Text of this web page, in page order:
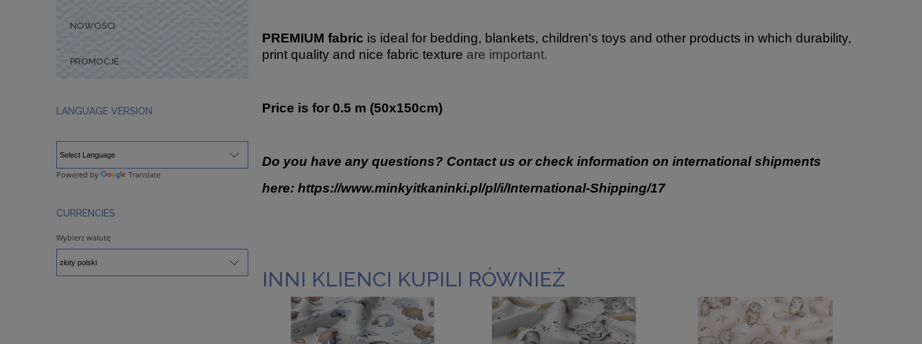
NOWOŚCI
PROMOCJE
LANGUAGE VERSION
Powered by Translate
CURRENCIES
Wybierz walutę
PREMIUM fabric is ideal for bedding, blankets, children's toys and other products in which durability,
print quality and nice fabric texture are important.
Price is for 0.5 m (50x150cm)
Do you have any questions? Contact us or check information on international shipments
here: https://www.minkyitkaninki.pl/pl/i/International-Shipping/17
INNI KLIENCI KUPILI RÓWNIEŻ